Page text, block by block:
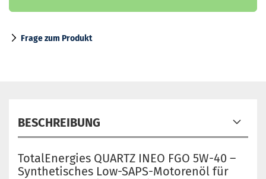
Frage zum Produkt
BESCHREIBUNG
TotalEnergies QUARTZ INEO FGO 5W-40 –
Synthetisches Low-SAPS-Motorenöl für